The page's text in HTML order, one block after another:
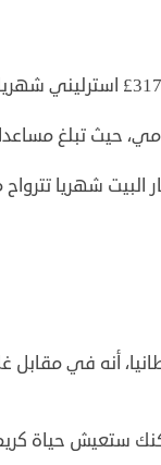
أنه في مقابل
ستعيش حياة